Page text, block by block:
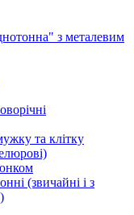
з металевим
та клітку
(звичайні і з